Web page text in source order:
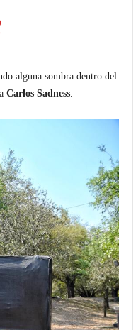
alguna sombra dentro del
Carlos Sadness.